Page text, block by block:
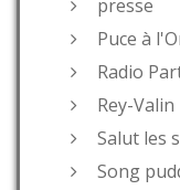
presse
Puce à
Radio
Rey-Valin
Salut les
Song